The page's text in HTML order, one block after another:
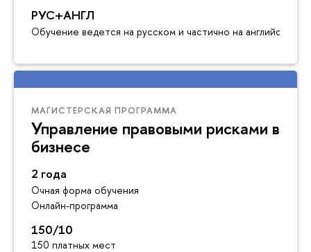
РУС+АНГЛ
Обучение ведется на русском и частично на английском
МАГИСТЕРСКАЯ ПРОГРАММА
Управление правовыми рисками в
бизнесе
2 года
Очная форма обучения
Онлайн-программа
150/10
150 платных мест